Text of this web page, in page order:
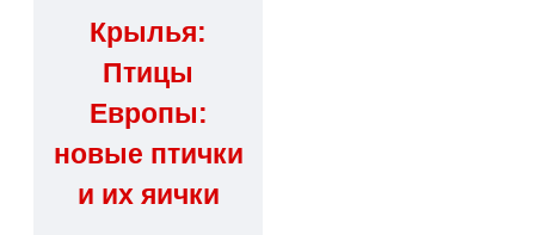
Крылья:
Птицы
Европы:
новые птички
и их яички